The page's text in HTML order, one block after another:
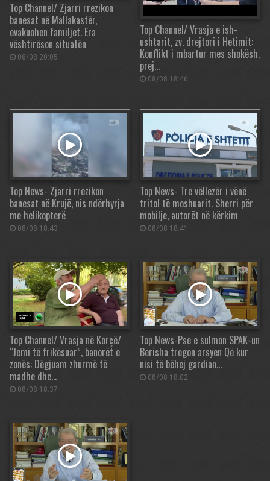
Top Channel/ Zjarri rrezikon
banesat në Mallakastër,
evakuohen familjet. Era
vështirëson situatën
08/08 20:05
Top Channel/ Vrasja e ish-
ushtarit, zv. drejtori i Hetimit:
Konflikt i mbartur mes shokësh,
prej…
08/08 18:46
Top News- Zjarri rrezikon
banesat në Krujë, nis ndërhyrja
me helikopterë
08/08 18:43
Top News- Tre vëllezër i vënë
tritol të moshuarit. Sherri për
mobilje, autorët në kërkim
08/08 18:41
Top Channel/ Vrasja në Korçë/
“Jemi të frikësuar”, banorët e
zonës: Dëgjuam zhurmë të
madhe dhe…
08/08 18:37
Top News-Pse e sulmon SPAK-un
Berisha tregon arsyen Që kur
nisi të bëhej gardian…
08/08 18:02